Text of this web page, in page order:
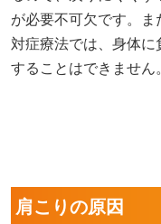
対症療法では、身体
することはできません